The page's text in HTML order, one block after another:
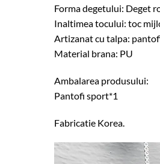
Forma degetului: Deget
Inaltimea tocului: toc
Artizanat cu talpa:
Material brana: PU
Ambalarea produsului:
Pantofi sport*1
Fabricatie Korea.